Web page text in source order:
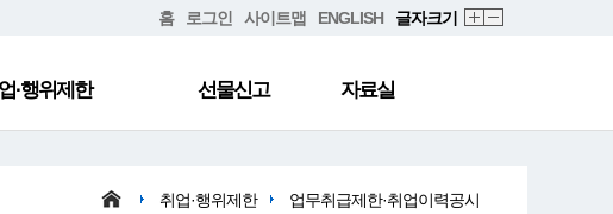
홈 로그인 사이트맵 ENGLISH 글자크기
·행위제한 선물신고 자료실
취업·행위제한 업무취급제한·취업이력공시